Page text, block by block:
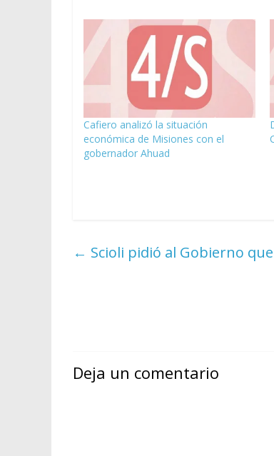
Cafiero analizó la situación
económica de Misiones con el
gobernador Ahuad
← Scioli pidió al Gobierno
Deja un comentario